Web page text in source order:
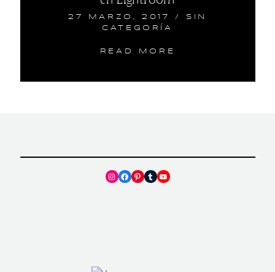
27 MARZO, 2017 / SIN
CATEGORÍA
READ MORE
Instagram
Facebook
Pinterest
TumblrYouTube